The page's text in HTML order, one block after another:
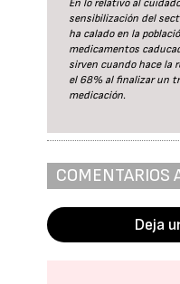
En lo relativo al
sensibilización del
ha calado en la
medicamentos
sirven cuando hace la
el 68% al finalizar un
medicación.
COMENTARIOS
Deja